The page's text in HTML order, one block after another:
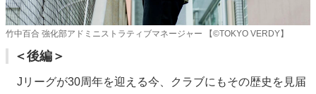
竹中百合 強化部アドミニストラティブマネージャー 【©️TOKYO VERDY】
＜後編＞
Jリーグが30周年を迎える今、クラブにもその歴史を見届